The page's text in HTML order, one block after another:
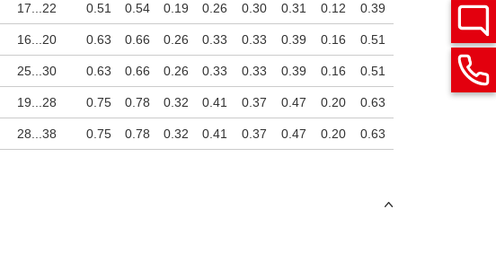
17...22 0.51 0.54 0.19 0.26 0.30 0.31 0.12 0.39
16...20 0.63 0.66 0.26 0.33 0.33 0.39 0.16 0.51
25...30 0.63 0.66 0.26 0.33 0.33 0.39 0.16 0.51
19...28 0.75 0.78 0.32 0.41 0.37 0.47 0.20 0.63
28...38 0.75 0.78 0.32 0.41 0.37 0.47 0.20 0.63